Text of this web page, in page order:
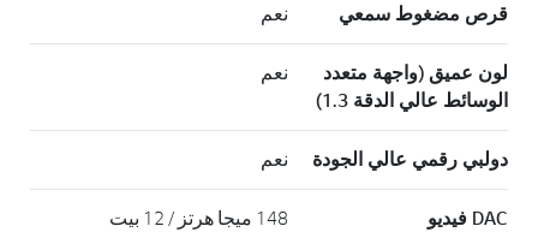
قرص مضغوط سمعي نعم
لون عميق (واجهة متعدد
الوسائط عالي الدقة 1.3)
نعم
دولبي رقمي عالي الجودة نعم
DAC فيديو 148 ميجا هرتز / 12 بيت